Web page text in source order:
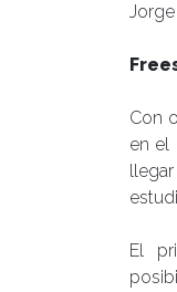
Con
en el
El